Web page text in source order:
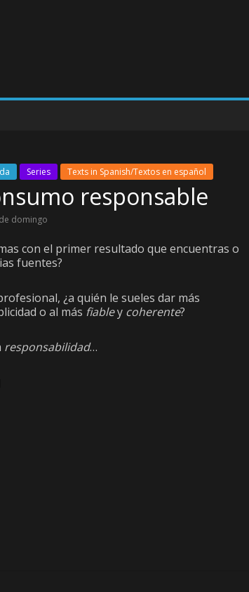
Series Texts in Spanish/Textos en español
responsable
domingo
con el primer resultado que encuentras o
fuentes?
¿a quién le sueles dar más
o al más fiabley coherente?
responsabilidad…